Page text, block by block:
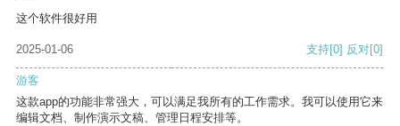
这个软件很好用
2025-01-06 支持[0] 反对[0]
游客
这款app的功能非常强大，可以满足我所有的工作需求。我可以使用它来
编辑文档、制作演示文稿、管理日程安排等。